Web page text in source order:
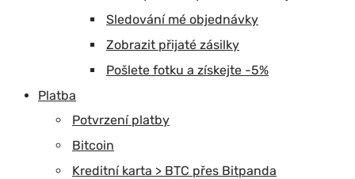
Sledování mé objednávky
Zobrazit přijaté zásilky
Pošlete fotku a získejte -5%
Platba
Potvrzení platby
Bitcoin
Kreditní karta > BTC přes Bitpanda